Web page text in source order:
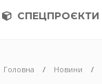
СПЕЦПРОЄКТИ
Головна Новини